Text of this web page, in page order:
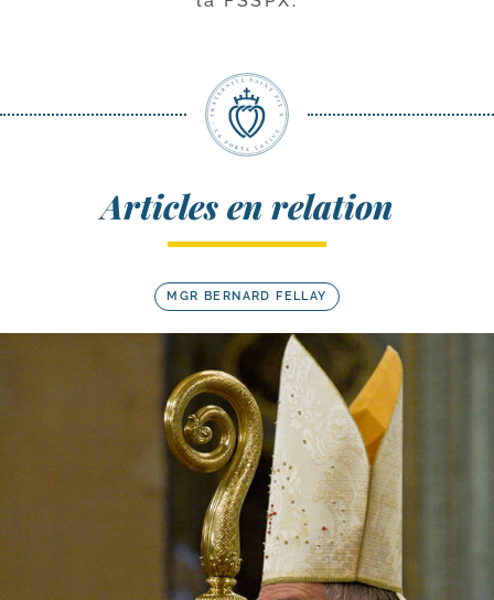
Articles en relation
MGR BERNARD FELLAY